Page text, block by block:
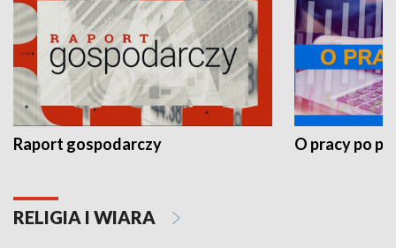
Raport gospodarczy O pracy po
RELIGIA I WIARA